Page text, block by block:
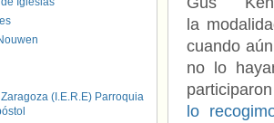
la
cuando
no lo
lo
(I.E.R.E) Parroquia